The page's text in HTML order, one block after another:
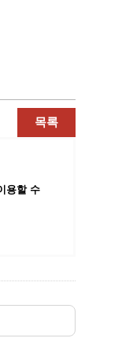
목록
용할 수